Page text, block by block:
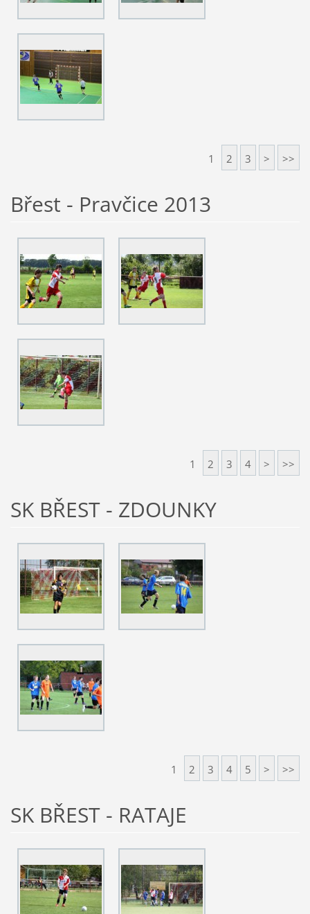
1 2 3 > >>
Břest - Pravčice 2013
1 2 3 4 > >>
SK BŘEST - ZDOUNKY
1 2 3 4 5 > >>
SK BŘEST - RATAJE